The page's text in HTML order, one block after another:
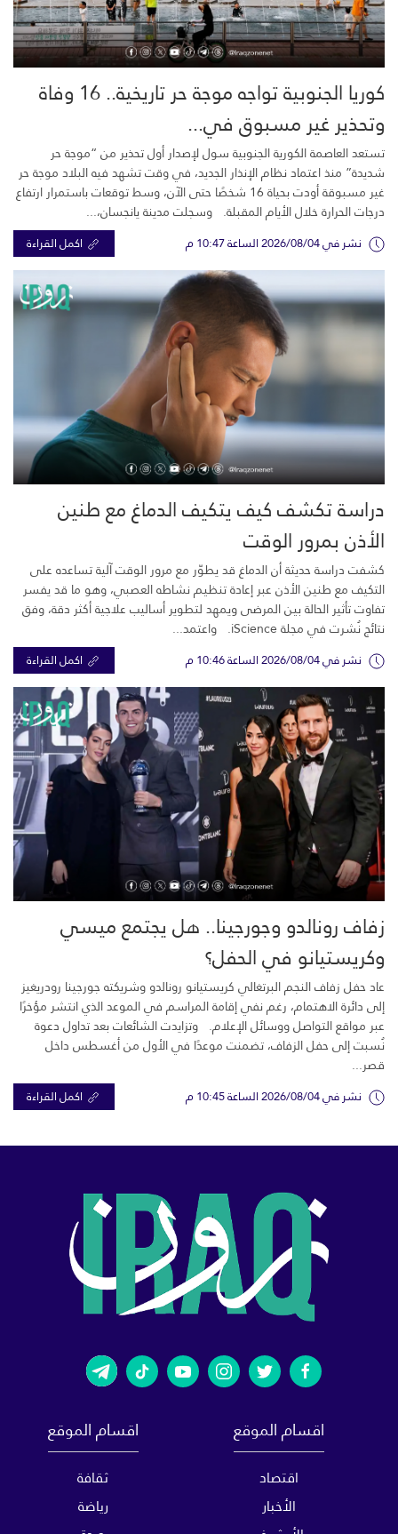
كوريا الجنوبية تواجه موجة حر تاريخية.. 16 وفاة
وتحذير غير مسبوق في...
تستعد العاصمة الكورية الجنوبية سول لإصدار أول تحذير من “موجة حر
شديدة” منذ اعتماد نظام الإنذار الجديد، في وقت تشهد فيه البلاد موجة حر
غير مسبوقة أودت بحياة 16 شخصًا حتى الآن، وسط توقعات باستمرار ارتفاع
درجات الحرارة خلال الأيام المقبلة. وسجلت مدينة يانجسان،...
نشر في 2026/08/04 الساعة 10:47 م اكمل القراءة
دراسة تكشف كيف يتكيف الدماغ مع طنين
الأذن بمرور الوقت
كشفت دراسة حديثة أن الدماغ قد يطوّر مع مرور الوقت آلية تساعده على
التكيف مع طنين الأذن عبر إعادة تنظيم نشاطه العصبي، وهو ما قد يفسر
تفاوت تأثير الحالة بين المرضى ويمهد لتطوير أساليب علاجية أكثر دقة، وفق
نتائج نُشرت في مجلة iScience. واعتمد...
نشر في 2026/08/04 الساعة 10:46 م اكمل القراءة
زفاف رونالدو وجورجينا.. هل يجتمع ميسي
وكريستيانو في الحفل؟
عاد حفل زفاف النجم البرتغالي كريستيانو رونالدو وشريكته جورجينا رودريغيز
إلى دائرة الاهتمام، رغم نفي إقامة المراسم في الموعد الذي انتشر مؤخرًا
عبر مواقع التواصل ووسائل الإعلام. وتزايدت الشائعات بعد تداول دعوة
نُسبت إلى حفل الزفاف، تضمنت موعدًا في الأول من أغسطس داخل
قصر...
نشر في 2026/08/04 الساعة 10:45 م اكمل القراءة
اقسام الموقع
اقتصاد
الأخبار
اقسام الموقع
ثقافة
رياضة